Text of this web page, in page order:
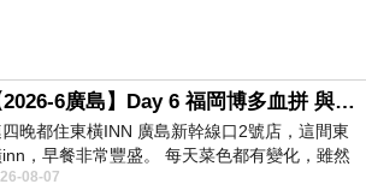
【2026-6廣島】Day 6 福岡博多血拼 與機場接送少年司機深夜對談
晚都住東橫INN 廣島新幹線口2號店，這間東
，早餐非常豐盛。 每天菜色都有變化，雖然
工作人員拿出料理包加熱，但
08-07